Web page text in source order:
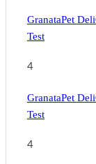
GranataPet
Test
4
GranataPet
Test
4